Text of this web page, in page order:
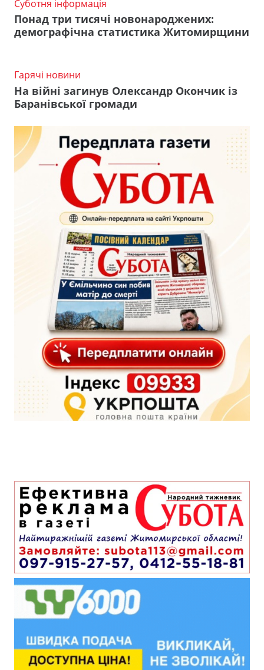
Суботня інформація
Понад три тисячі новонароджених:
демографічна статистика Житомирщини
Гарячі новини
На війні загинув Олександр Окончик із
Баранівської громади